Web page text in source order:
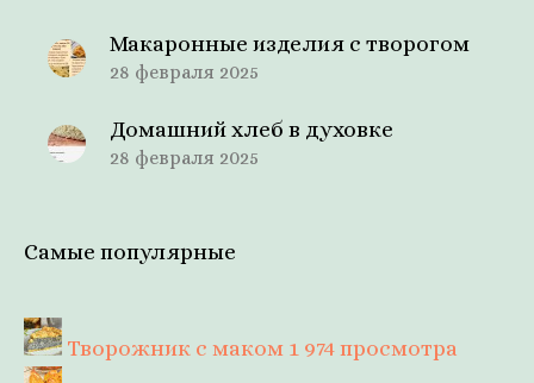
Макаронные изделия с творогом
28 февраля 2025
Домашний хлеб в духовке
28 февраля 2025
Самые популярные
Творожник с маком 1 974 просмотра